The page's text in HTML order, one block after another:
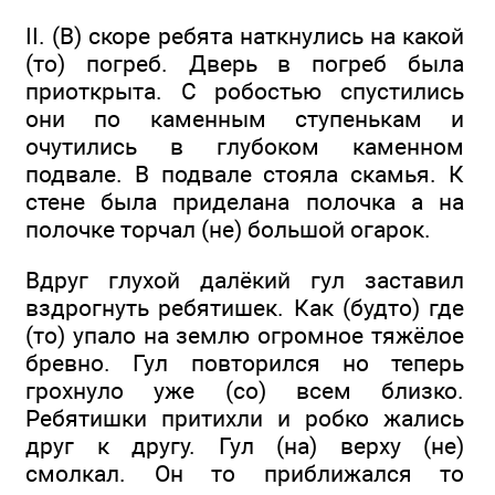
II. (В) скоре ребята наткнулись на какой
(то) погреб. Дверь в погреб была
приоткрыта. С робостью спустились
они по каменным ступенькам и
очутились в глубоком каменном
подвале. В подвале стояла скамья. К
стене была приделана полочка а на
полочке торчал (не) большой огарок.
Вдруг глухой далёкий гул заставил
вздрогнуть ребятишек. Как (будто) где
(то) упало на землю огромное тяжёлое
бревно. Гул повторился но теперь
грохнуло уже (со) всем близко.
Ребятишки притихли и робко жались
друг к другу. Гул (на) верху (не)
смолкал. Он то приближался то